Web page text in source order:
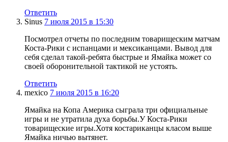
Ответить
Sinus 7 июля 2015 в 15:30
Посмотрел отчеты по последним товарищеским матчам
Коста-Рики с испанцами и мексиканцами. Вывод для
себя сделал такой-ребята быстрые и Ямайка может со
своей оборонительной тактикой не устоять.
Ответить
mexico 7 июля 2015 в 16:20
Ямайка на Копа Америка сыграла три официальные
игры и не утратила духа борьбы.У Коста-Рики
товарищеские игры.Хотя костариканцы класом выше
Ямайка ничью вытянет.